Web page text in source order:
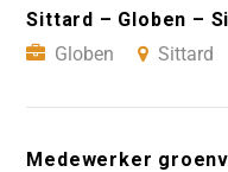
Sittard – Globen –
Globen
Sittard
Medewerker